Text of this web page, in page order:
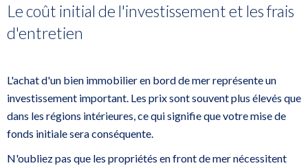
Le coût initial de l'investissement et les frais
d'entretien
L'achat d'un bien immobilier en bord de mer représente un
investissement important. Les prix sont souvent plus élevés que
dans les régions intérieures, ce qui signifie que votre mise de
fonds initiale sera conséquente.
N'oubliez pas que les propriétés en front de mer nécessitent